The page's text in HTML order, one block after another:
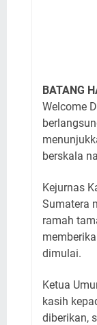
BATANG
Welcome
berskala
Kejurnas
Sumatera
ramah
dimulai.
Ketua
kasih
diberikan,